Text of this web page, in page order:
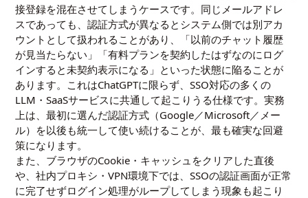
接登録を混在させてしまうケースです。同じメールアドレ
スであっても、認証方式が異なるとシステム側では別アカ
ウントとして扱われることがあり、「以前のチャット履歴
が見当たらない」「有料プランを契約したはずなのにログ
インすると未契約表示になる」といった状態に陥ることが
あります。これはChatGPTに限らず、SSO対応の多くの
LLM・SaaSサービスに共通して起こりうる仕様です。実務
上は、最初に選んだ認証方式（Google／Microsoft／メー
ル）を以後も統一して使い続けることが、最も確実な回避
策になります。
また、ブラウザのCookie・キャッシュをクリアした直後
や、社内プロキシ・VPN環境下では、SSOの認証画面が正常
に完了せずログイン処理がループしてしまう現象も起こり